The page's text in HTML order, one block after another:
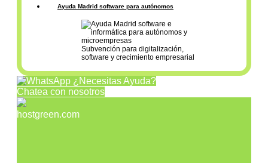
Ayuda Madrid software para autónomos
Subvención para digitalización,
software y crecimiento empresarial
¿Necesitas Ayuda?
Chatea con nosotros
hostgreen.com